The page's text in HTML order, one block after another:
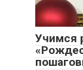
Учимся